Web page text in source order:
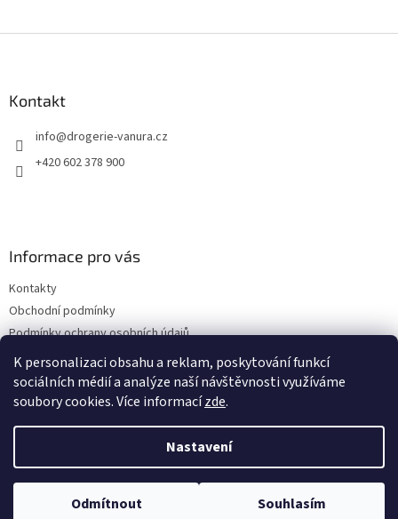
K personalizaci obsahu a reklam, poskytování funkcí
sociálních médií a analýze naší návštěvnosti využíváme
soubory cookies. Více informacízde.
Nastavení
Odmítnout Souhlasím
Kontakt
info@drogerie-vanura.cz
+420 602 378 900
Informace pro vás
Kontakty
Obchodní podmínky
Podmínky ochrany osobních údajů
Dodací a platební podmínky
Copyright 2026drogerie-vanura.cz. Všechna práva vyhrazena.
Upravit nastavení cookies